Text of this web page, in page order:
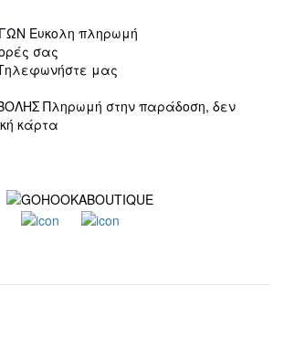
Ευκολη πληρωμή
σας
μας
Πληρωμή στην παράδοση, δεν
κάρτα